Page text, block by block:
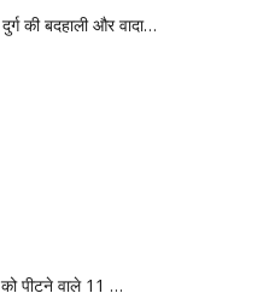
दुर्ग की बदहाली और वादा…
को पीटने वाले 11 …